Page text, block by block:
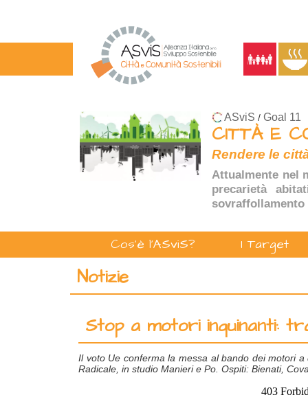
ASviS / Goal 11
CITTÀ E
Rendere le
Attualmente nel
precarietà
sovraffollamento
Cos'è l'ASviS? I Target
Notizie
Stop a motori inquinanti:
Il voto Ue conferma la messa al bando dei motori
Radicale, in studio Manieri e Po. Ospiti: Bienati,